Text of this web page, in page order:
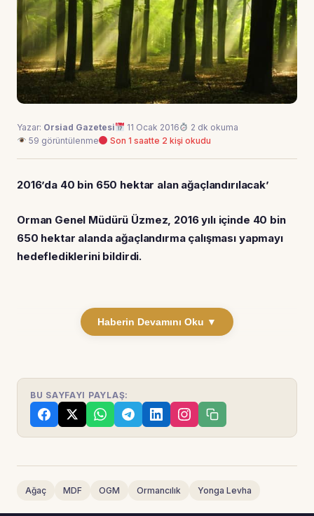
Yazar: Orsiad Gazetesi 11 Ocak 2016
2 dk okuma
59 görüntülenme
Son 1 saatte 2 kişi okudu
2016’da 40 bin 650 hektar alan ağaçlandırılacak’
Orman Genel Müdürü Üzmez, 2016 yılı içinde 40 bin
650 hektar alanda ağaçlandırma çalışması yapmayı
hedeflediklerini bildirdi.
Haberin Devamını Oku ▼
BU SAYFAYI PAYLAŞ:
Ağaç MDF OGM Ormancılık Yonga Levha